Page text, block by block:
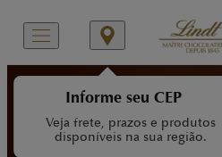
Informe seu CEP
Veja frete, prazos e produtos
disponíveis na sua região.
Tabletes Lindt
Tenha uma experiência única com a
variedade de Tabletes Lindt.